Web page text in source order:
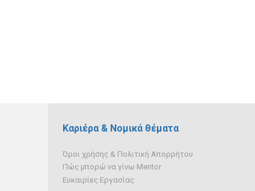
Καριέρα & Νομικά θέματα
Όροι χρήσης & Πολιτική Απορρήτου
Πώς μπορώ να γίνω Mentor
Ευκαιρίες Εργασίας